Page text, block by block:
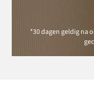
*30 dagen geldig na